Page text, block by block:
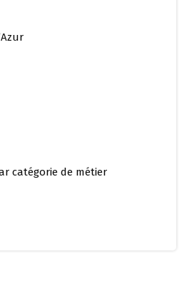
catégorie de métier